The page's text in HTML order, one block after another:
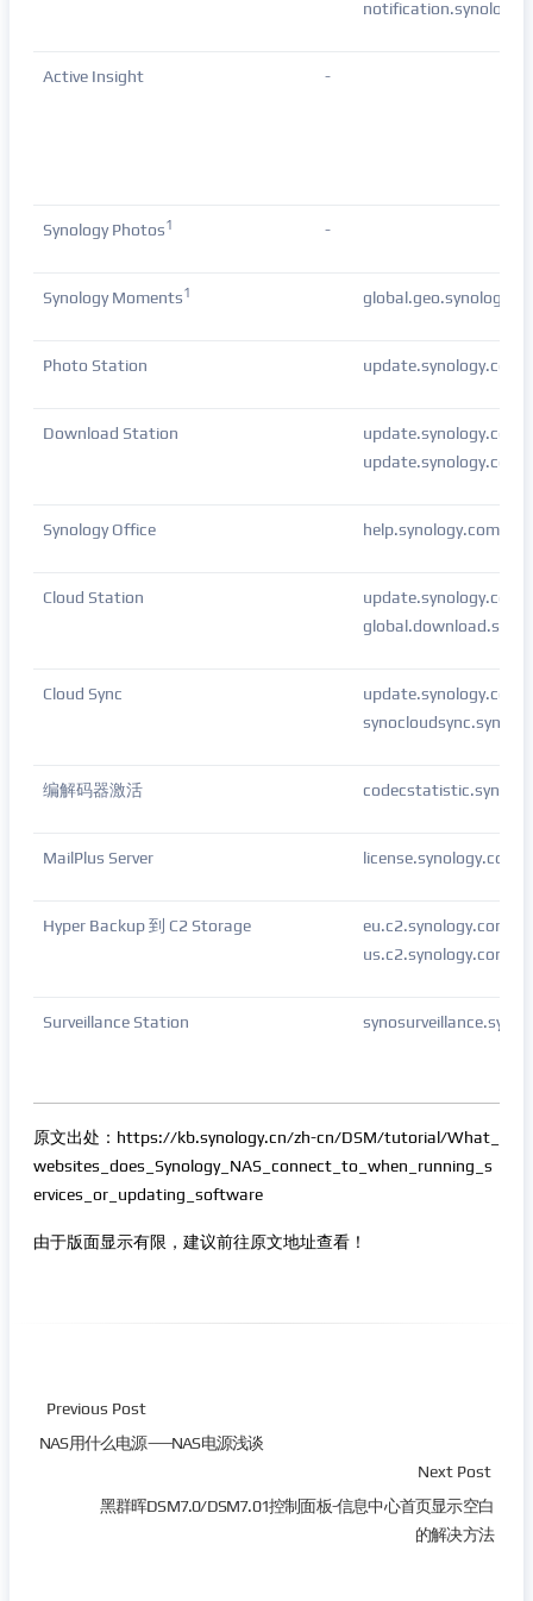
Active Insight -
Synology Photos1 -
Synology Moments1
Photo Station update.synology.com
Download Station
Synology Office help.synology.com/
Cloud Station
update.synology.com
Cloud Sync
update.synology.com
编解码器激活
MailPlus Server license.synology.com
Hyper Backup 到 C2 Storage
eu.c2.synology.com（
us.c2.synology.com（
Surveillance Station
原文出处：https://kb.synology.cn/zh-cn/DSM/tutorial/What_
websites_does_Synology_NAS_connect_to_when_running_s
ervices_or_updating_software
由于版面显示有限，建议前往原文地址查看！
Previous Post
NAS用什么电源——NAS电源浅谈
Next Post
黑群晖DSM7.0/DSM7.01控制面板-信息中心首页显示空白
的解决方法